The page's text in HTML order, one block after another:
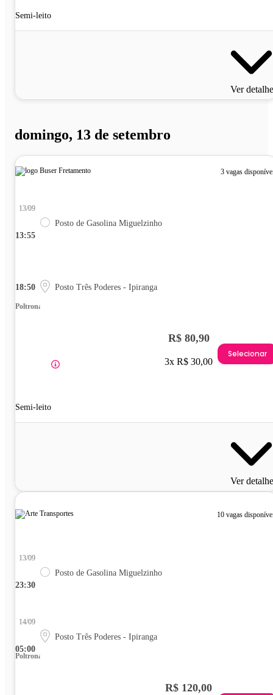
Semi-leito
Ver
domingo, 13 de setembro
3 vagas
13:55
13/09
Posto de Gasolina Miguelzinho
18:50 Posto Três Poderes - Ipiranga
Poltrona
Semi-leito
R$ 80,90
3x R$ 30,00
Selecionar
Ver
10 vagas
23:30
13/09
Posto de Gasolina Miguelzinho
05:00
14/09
Posto Três Poderes - Ipiranga
Poltrona
R$ 120,00